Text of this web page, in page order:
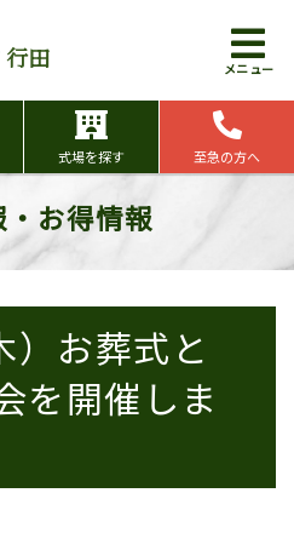
行田 メニュー
式場を探す 至急の方へ
お得情報
）お葬式と
を開催しま